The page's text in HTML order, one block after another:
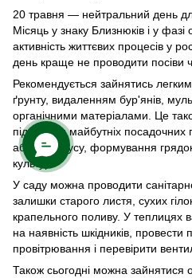
20 травня — нейтральний день
Місяць у знаку Близнюків і у
активність життєвих процесів у
день краще не проводити посіви
Рекомендується зайнятись
ґрунту, видаленням бур'янів,
органічними матеріалами. Це
підготовки майбутніх
або біогумусу, формування
культур.
У саду можна проводити
залишки старого листя, сухих
крапельного поливу. У теплицях
на наявність шкідників, провести
провітрювання і перевірити
Також сьогодні можна зайнятися